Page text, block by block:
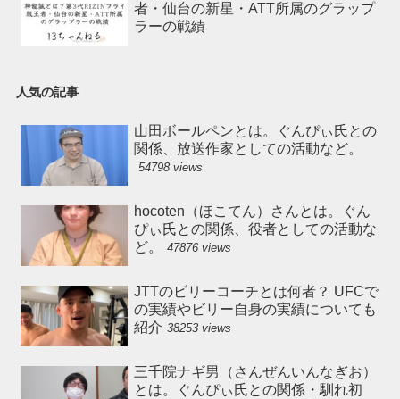
者・仙台の新星・ATT所属のグラップ
ラーの戦績
人気の記事
山田ボールペンとは。ぐんぴぃ氏との
関係、放送作家としての活動など。
54798 views
hocoten（ほこてん）さんとは。ぐん
ぴぃ氏との関係、役者としての活動な
ど。
47876 views
JTTのビリーコーチとは何者？ UFCで
の実績やビリー自身の実績についても
紹介 38253 views
三千院ナギ男（さんぜんいんなぎお）
とは。ぐんぴぃ氏との関係・馴れ初